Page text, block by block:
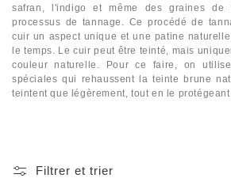
c
i
o
n
safran, l'indigo et même des graines de
processus de tannage. Ce procédé de
cuir un aspect unique et une patine
le temps. Le cuir peut être teinté, mais
couleur naturelle. Pour ce faire, on
spéciales qui rehaussent la teinte brune
teintent que légèrement, tout en le protégeant
Filtrer et trier